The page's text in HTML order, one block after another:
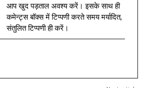
आप खुद पड़ताल अवश्य करें। इसके साथ ही
कमेन्ट्स बॉक्स में टिप्पणी करते समय मर्यादित,
संतुलित टिप्पणी ही करें।